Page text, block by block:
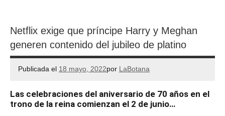
Netflix exige que príncipe Harry y Meghan
generen contenido del jubileo de platino
Publicada el 18 mayo, 2022por LaBotana
Las celebraciones del aniversario de 70 años en el
trono de la reina comienzan el 2 de junio…